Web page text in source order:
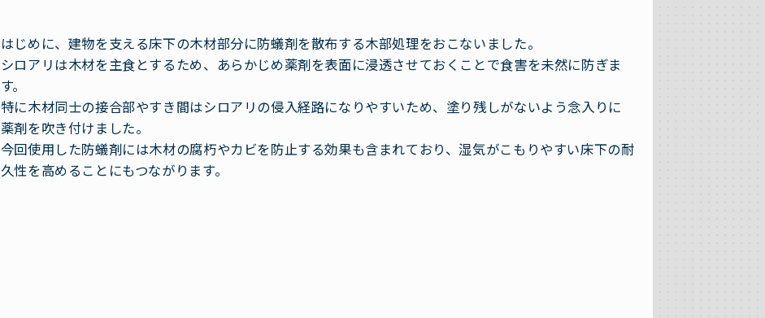
はじめに、建物を支える床下の木材部分に防蟻剤を散布する木部処理をおこないました。
シロアリは木材を主食とするため、あらかじめ薬剤を表面に浸透させておくことで食害を未然に防ぎま
す。
特に木材同士の接合部やすき間はシロアリの侵入経路になりやすいため、塗り残しがないよう念入りに
薬剤を吹き付けました。
今回使用した防蟻剤には木材の腐朽やカビを防止する効果も含まれており、湿気がこもりやすい床下の耐
久性を高めることにもつながります。